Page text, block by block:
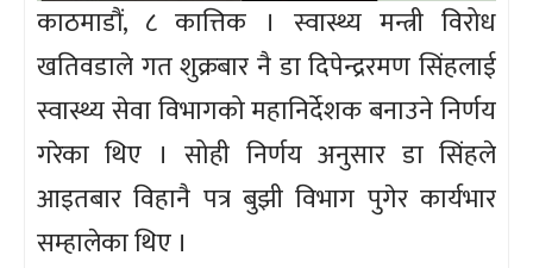
काठमाडौं, ८ कात्तिक । स्वास्थ्य मन्त्री विरोध
खतिवडाले गत शुक्रबार नै डा दिपेन्द्ररमण सिंहलाई
स्वास्थ्य सेवा विभागको महानिर्देशक बनाउने निर्णय
गरेका थिए । सोही निर्णय अनुसार डा सिंहले
आइतबार विहानै पत्र बुझी विभाग पुगेर कार्यभार
सम्हालेका थिए ।